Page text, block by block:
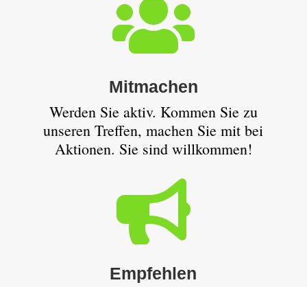

Mitmachen
Werden Sie aktiv. Kommen Sie zu
unseren Treffen, machen Sie mit bei
Aktionen. Sie sind willkommen!

Empfehlen